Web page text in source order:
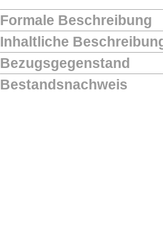
Formale Beschreibung
Inhaltliche
Bezugsgegenstand
Bestandsnachweis